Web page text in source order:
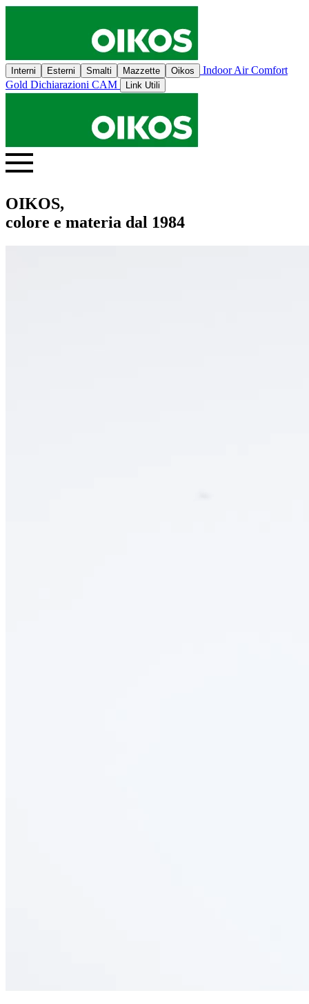
Interni Esterni Smalti Mazzette Oikos
Indoor Air Comfort
Gold Dichiarazioni CAM Link Utili
OIKOS,
colore e materia dal 1984